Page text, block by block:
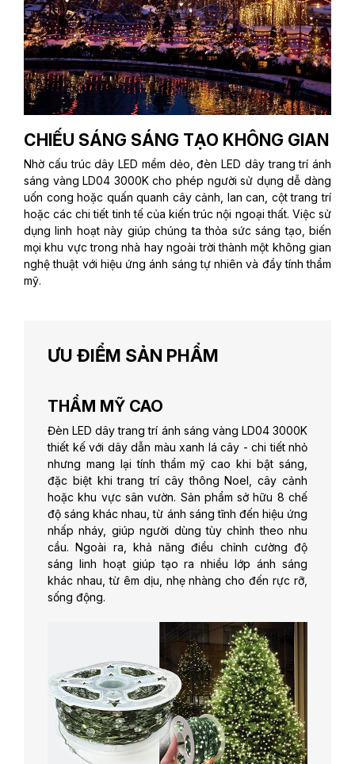
CHIẾU SÁNG SÁNG TẠO KHÔNG GIAN
Nhờ cấu trúc dây LED mềm dẻo, đèn LED dây trang trí ánh
sáng vàng LD04 3000K cho phép người sử dụng dễ dàng
uốn cong hoặc quấn quanh cây cảnh, lan can, cột trang trí
hoặc các chi tiết tinh tế của kiến trúc nội ngoại thất. Việc sử
dụng linh hoạt này giúp chúng ta thỏa sức sáng tạo, biến
mọi khu vực trong nhà hay ngoài trời thành một không gian
nghệ thuật với hiệu ứng ánh sáng tự nhiên và đầy tính thẩm
mỹ.
ƯU ĐIỂM SẢN PHẨM
THẨM MỸ CAO
Đèn LED dây trang trí ánh sáng vàng LD04 3000K
thiết kế với dây dẫn màu xanh lá cây - chi tiết nhỏ
nhưng mang lại tính thẩm mỹ cao khi bật sáng,
đặc biệt khi trang trí cây thông Noel, cây cảnh
hoặc khu vực sân vườn. Sản phẩm sở hữu 8 chế
độ sáng khác nhau, từ ánh sáng tĩnh đến hiệu ứng
nhấp nháy, giúp người dùng tùy chỉnh theo nhu
cầu. Ngoài ra, khả năng điều chỉnh cường độ
sáng linh hoạt giúp tạo ra nhiều lớp ánh sáng
khác nhau, từ êm dịu, nhẹ nhàng cho đến rực rỡ,
sống động.